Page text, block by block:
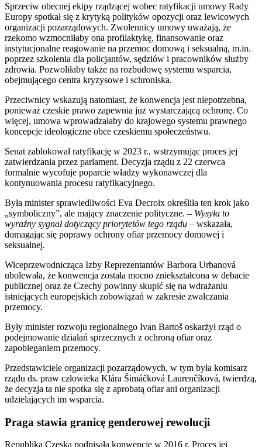
Sprzeciw obecnej ekipy rządzącej wobec ratyfikacji umowy Rady
Europy spotkał się z krytyką polityków opozycji oraz lewicowych
organizacji pozarządowych. Zwolennicy umowy uważają, że
rzekomo wzmocniłaby ona profilaktykę, finansowanie oraz
instytucjonalne reagowanie na przemoc domową i seksualną, m.in.
poprzez szkolenia dla policjantów, sędziów i pracowników służby
zdrowia. Pozwoliłaby także na rozbudowę systemu wsparcia,
obejmującego centra kryzysowe i schroniska.
Przeciwnicy wskazują natomiast, że konwencja jest niepotrzebna,
ponieważ czeskie prawo zapewnia już wystarczającą ochronę. Co
więcej, umowa wprowadzałaby do krajowego systemu prawnego
koncepcje ideologiczne obce czeskiemu społeczeństwu.
Senat zablokował ratyfikację w 2023 r., wstrzymując proces jej
zatwierdzania przez parlament. Decyzja rządu z 22 czerwca
formalnie wycofuje poparcie władzy wykonawczej dla
kontynuowania procesu ratyfikacyjnego.
Była minister sprawiedliwości Eva Decroix określiła ten krok jako
„symboliczny”, ale mający znaczenie polityczne. – Wysyła to
wyraźny sygnał dotyczący priorytetów tego rządu – wskazała,
domagając się poprawy ochrony ofiar przemocy domowej i
seksualnej.
Wiceprzewodnicząca Izby Reprezentantów Barbora Urbanová
ubolewała, że konwencja została mocno zniekształcona w debacie
publicznej oraz że Czechy powinny skupić się na wdrażaniu
istniejących europejskich zobowiązań w zakresie zwalczania
przemocy.
Były minister rozwoju regionalnego Ivan Bartoš oskarżył rząd o
podejmowanie działań sprzecznych z ochroną ofiar oraz
zapobieganiem przemocy.
Przedstawiciele organizacji pozarządowych, w tym była komisarz
rządu ds. praw człowieka Klára Šimáčková Laurenčíková, twierdzą,
że decyzja ta nie spotka się z aprobatą ofiar ani organizacji
udzielających im wsparcia.
Praga stawia granicę genderowej rewolucji
Republika Czeska podpisała konwencję w 2016 r. Proces jej